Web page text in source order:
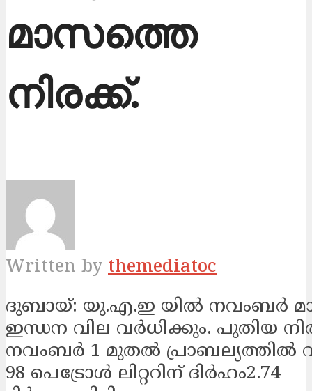
മാസത്തെ
നിരക്ക്.
Written by themediatoc
ദുബായ്: യു.എ.ഇ യിൽ നവംബർ
ഇന്ധന വില വർധിക്കും. പുതിയ
നവംബർ 1 മുതൽ പ്രാബല്യത്തിൽ
98 പെട്രോൾ ലിറ്ററിന് ദിർഹം2.74